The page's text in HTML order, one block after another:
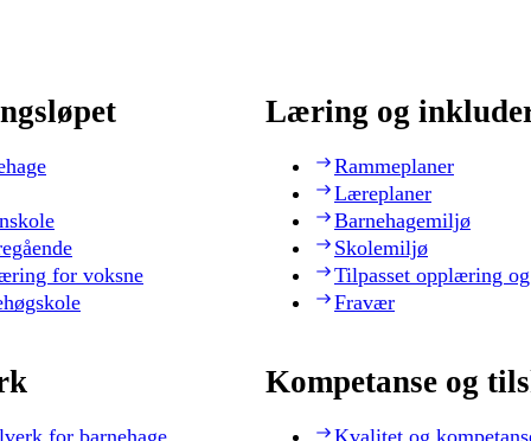
for voksne
Læring og
Rammeplaner
Læreplaner
Barnehagemiljø
Skolemiljø
Tilpasset opplæring
Fravær
for barnehage
Kompetanse og
Kvalitet og